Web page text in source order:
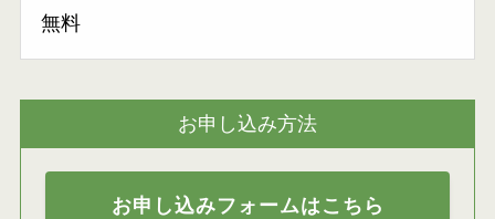
無料
お申し込み方法
お申し込みフォームはこちら